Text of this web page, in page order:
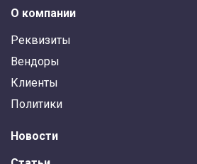
О компании
Реквизиты
Вендоры
Клиенты
Политики
Новости